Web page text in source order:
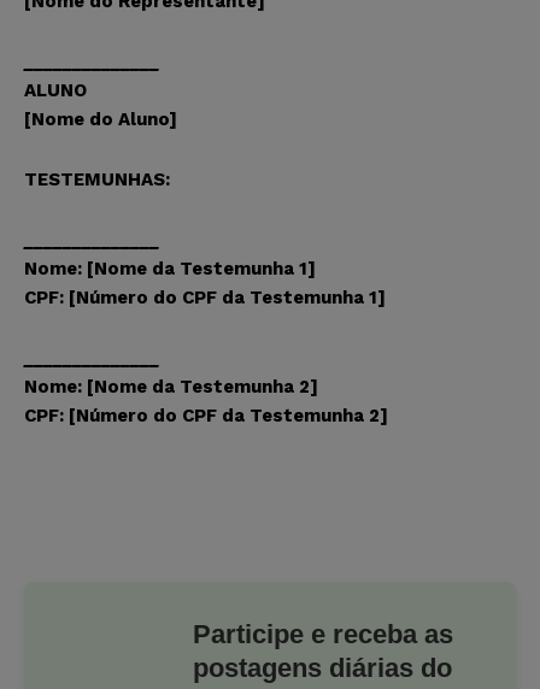
ALUNO
[Nome do Aluno]
TESTEMUNHAS:
Nome: [Nome da Testemunha 1]
CPF: [Número do CPF da Testemunha 1]
Nome: [Nome da Testemunha 2]
CPF: [Número do CPF da Testemunha 2]
Participe e receba as
postagens diárias do